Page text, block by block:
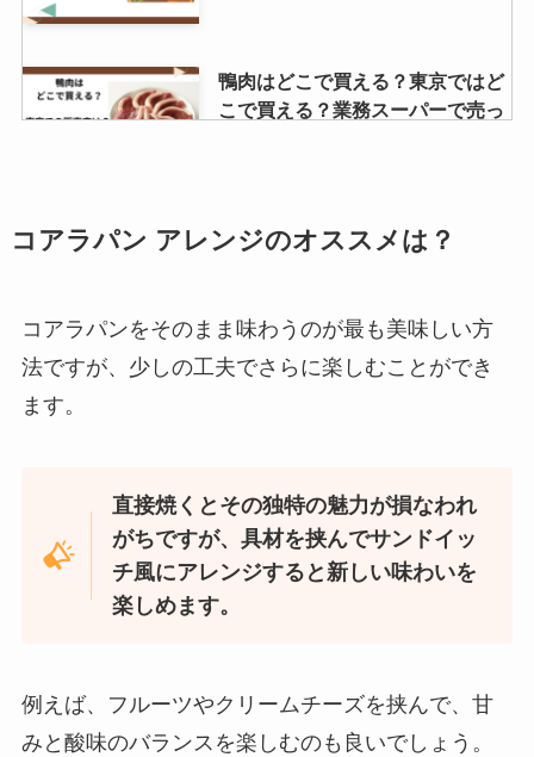
鴨肉はどこで買える？東京ではど
こで買える？業務スーパーで売っ
ビエネッタ 販売中止の理由は？業
務スーパーで購入できる？？
浪花屋柿の種はどこで買える？東
アンパンマンケーキはシャトレー
ゼで売ってる？シャトレーゼの誕
ーキの値段はいくら？
丸鶏 どこで買える?コストコで買
コアラパン アレンジのオススメは？
コアラパンをそのまま味わうのが最も美味しい方
法ですが、少しの工夫でさらに楽しむことができ
ます。
直接焼くとその独特の魅力が損なわれ
がちですが、具材を挟んでサンドイッ
チ風にアレンジすると新しい味わいを
楽しめます。
例えば、フルーツやクリームチーズを挟んで、甘
みと酸味のバランスを楽しむのも良いでしょう。